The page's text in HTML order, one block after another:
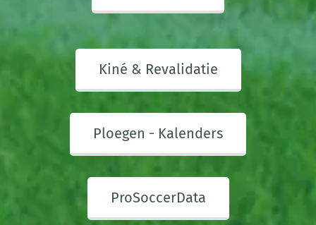
Kiné & Revalidatie
Ploegen - Kalenders
ProSoccerData